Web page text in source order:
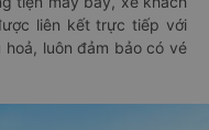
liên kết trực tiếp với
luôn đảm bảo có vé